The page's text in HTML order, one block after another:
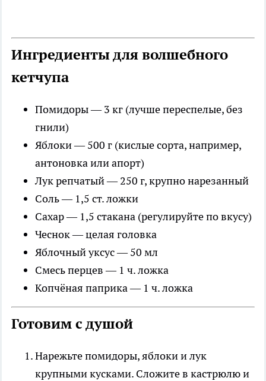
Ингредиенты для волшебного
кетчупа
Помидоры — 3 кг (лучше переспелые, без
гнили)
Яблоки — 500 г (кислые сорта, например,
антоновка или апорт)
Лук репчатый — 250 г, крупно нарезанный
Соль — 1,5 ст. ложки
Сахар — 1,5 стакана (регулируйте по вкусу)
Чеснок — целая головка
Яблочный уксус — 50 мл
Смесь перцев — 1 ч. ложка
Копчёная паприка — 1 ч. ложка
Готовим с душой
Нарежьте помидоры, яблоки и лук
крупными кусками. Сложите в кастрюлю и